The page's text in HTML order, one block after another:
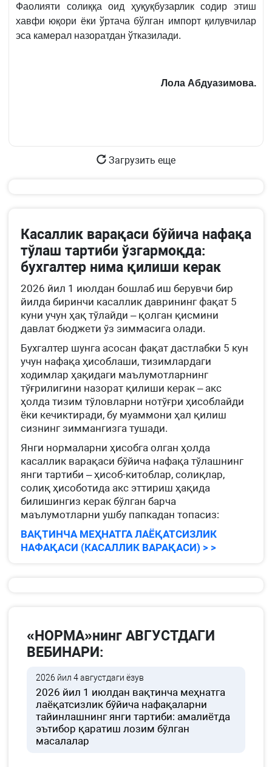
Фаолияти солиққа оид ҳуқуқбузарлик содир этиш
хавфи юқори ёки ўртача бўлган импорт қилувчилар
эса камерал назоратдан ўтказилади.
Лола Абдуазимова.
Загрузить еще
Касаллик варақаси бўйича нафақа
тўлаш тартиби ўзгармоқда:
бухгалтер нима қилиши керак
2026 йил 1 июлдан бошлаб иш берувчи бир
йилда биринчи касаллик даврининг фақат 5
куни учун ҳақ тўлайди – қолган қисмини
давлат бюджети ўз зиммасига олади.
Бухгалтер шунга асосан фақат дастлабки 5 кун
учун нафақа ҳисоблаши, тизимлардаги
ходимлар ҳақидаги маълумотларнинг
тўғрилигини назорат қилиши керак – акс
ҳолда тизим тўловларни нотўғри ҳисоблайди
ёки кечиктиради, бу муаммони ҳал қилиш
сизнинг зиммангизга тушади.
Янги нормаларни ҳисобга олган ҳолда
касаллик варақаси бўйича нафақа тўлашнинг
янги тартиби – ҳисоб-китоблар, солиқлар,
солиқ ҳисоботида акс эттириш ҳақида
билишингиз керак бўлган барча
маълумотларни ушбу папкадан топасиз:
ВАҚТИНЧА МЕҲНАТГА ЛАЁҚАТСИЗЛИК
НАФАҚАСИ (КАСАЛЛИК ВАРАҚАСИ) > >
«НОРМА»нинг АВГУСТДАГИ
ВЕБИНАРИ:
2026 йил 4 августдаги ёзув
2026 йил 1 июлдан вақтинча меҳнатга
лаёқатсизлик бўйича нафақаларни
тайинлашнинг янги тартиби: амалиётда
эътибор қаратиш лозим бўлган
масалалар